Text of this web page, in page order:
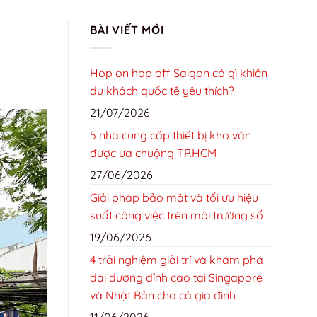
BÀI VIẾT MỚI
Hop on hop off Saigon có gì khiến
du khách quốc tế yêu thích?
21/07/2026
5 nhà cung cấp thiết bị kho vận
được ưa chuộng TP.HCM
27/06/2026
Giải pháp bảo mật và tối ưu hiệu
suất công việc trên môi trường số
19/06/2026
4 trải nghiệm giải trí và khám phá
đại dương đỉnh cao tại Singapore
và Nhật Bản cho cả gia đình